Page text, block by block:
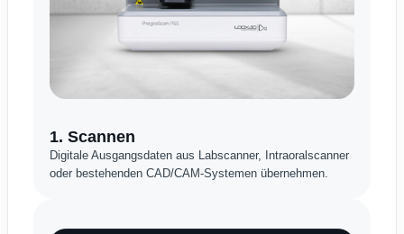
1. Scannen
Digitale Ausgangsdaten aus Labscanner, Intraoralscanner
oder bestehenden CAD/CAM-Systemen übernehmen.